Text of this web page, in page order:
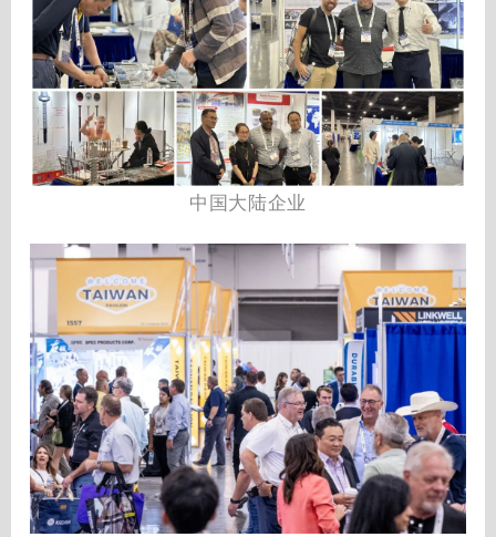
中国大陆企业